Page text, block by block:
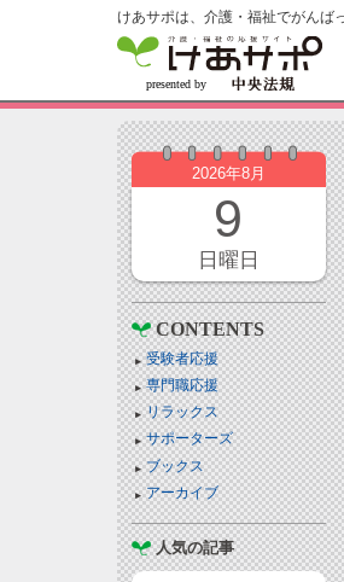
けあサポは、介護・福祉でがんば
2026年8月
9
日曜日
CONTENTS
受験者応援
専門職応援
リラックス
サポーターズ
ブックス
アーカイブ
人気の記事